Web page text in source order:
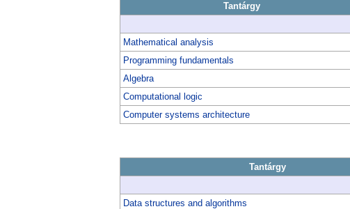
Tantárgy
Mathematical analysis
Programming fundamentals
Algebra
Computational logic
Computer systems architecture
Tantárgy
Data structures and algorithms